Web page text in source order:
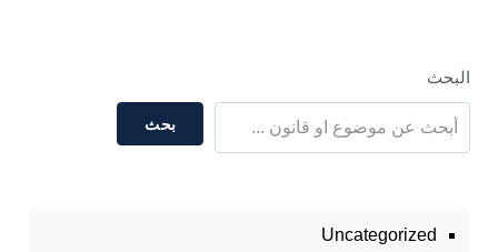
البحث
بحث
Uncategorized